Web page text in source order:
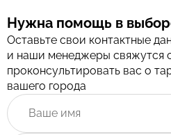
Нужна помощь в
Оставьте свои контактные
и наши менеджеры свяжутся
проконсультировать вас о
вашего города